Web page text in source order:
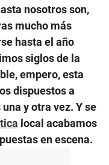
nosotros son,
mucho más
hasta el año
siglos de la
empero, esta
dispuestos a
y otra vez. Y se
local acabamos
en escena.